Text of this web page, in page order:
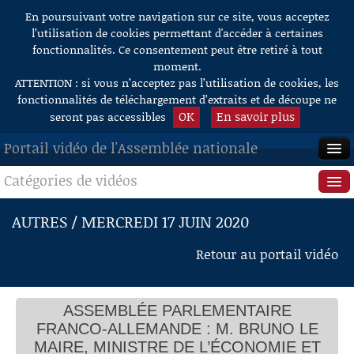
Aller au contenu
En poursuivant votre navigation sur ce site, vous acceptez
l’utilisation de cookies permettant d'accéder à certaines
fonctionnalités. Ce consentement peut être retiré à tout
moment.
ATTENTION : si vous n’acceptez pas l’utilisation de cookies, les
fonctionnalités de téléchargement d’extraits et de découpe ne
seront pas accessibles
OK En savoir plus
Portail vidéo de l'Assemblée nationale
ACCUEIL
EN DIRECT
RECHERCHE
AIDE À LA DÉCOUPE
DE VIDÉOS
Catégories de vidéos
Séance publique
Questions au Gouvernement
Commissions
Présidence
Évènements
AUTRES / MERCREDI 17 JUIN 2020
Retour au portail vidéo
ASSEMBLÉE PARLEMENTAIRE
FRANCO-ALLEMANDE : M. BRUNO LE
MAIRE, MINISTRE DE L’ÉCONOMIE ET
Audition de M. Bruno Le Maire, ministre de